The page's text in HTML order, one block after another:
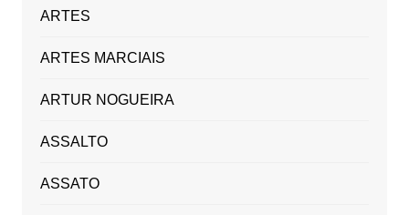
ARTES
ARTES MARCIAIS
ARTUR NOGUEIRA
ASSALTO
ASSATO